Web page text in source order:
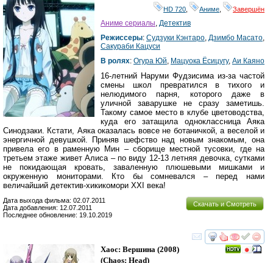
HD 720 Аниме Завершён
Аниме сериалы, Детектив
Режиссеры: Судзуки Кэнтаро, Дзимбо Масато,
Сакураби Кацуси
В ролях: Огура Юй, Мацуока Ёсицугу, Аи Каяно
16-летний Наруми Фудзисима из-за частой
смены школ превратился в тихого и
нелюдимого парня, которого даже в
уличной заварушке не сразу заметишь.
Такому самое место в клубе цветоводства,
куда его затащила одноклассница Аяка
Синодзаки. Кстати, Аяка оказалась вовсе не ботаничкой, а веселой и
энергичной девушкой. Приняв шефство над новым знакомым, она
привела его в раменную Мин – сборище местной тусовки, где на
третьем этаже живет Алиса – по виду 12-13 летняя девочка, сутками
не покидающая кровать, заваленную плюшевыми мишками и
окруженную мониторами. Кто бы сомневался – перед нами
величайший детектив-хикикомори XXI века!
Скачать и Смотреть
Дата выхода фильма: 02.07.2011
Дата добавления: 12.07.2011
Последнее обновление: 19.10.2019
смотреть
Хаос: Вершина (2008)
(Chaos: Head)